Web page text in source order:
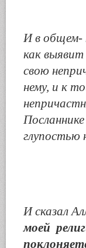
И в общем-
как
свою
нему, и к
глупостью
И сказал
моей